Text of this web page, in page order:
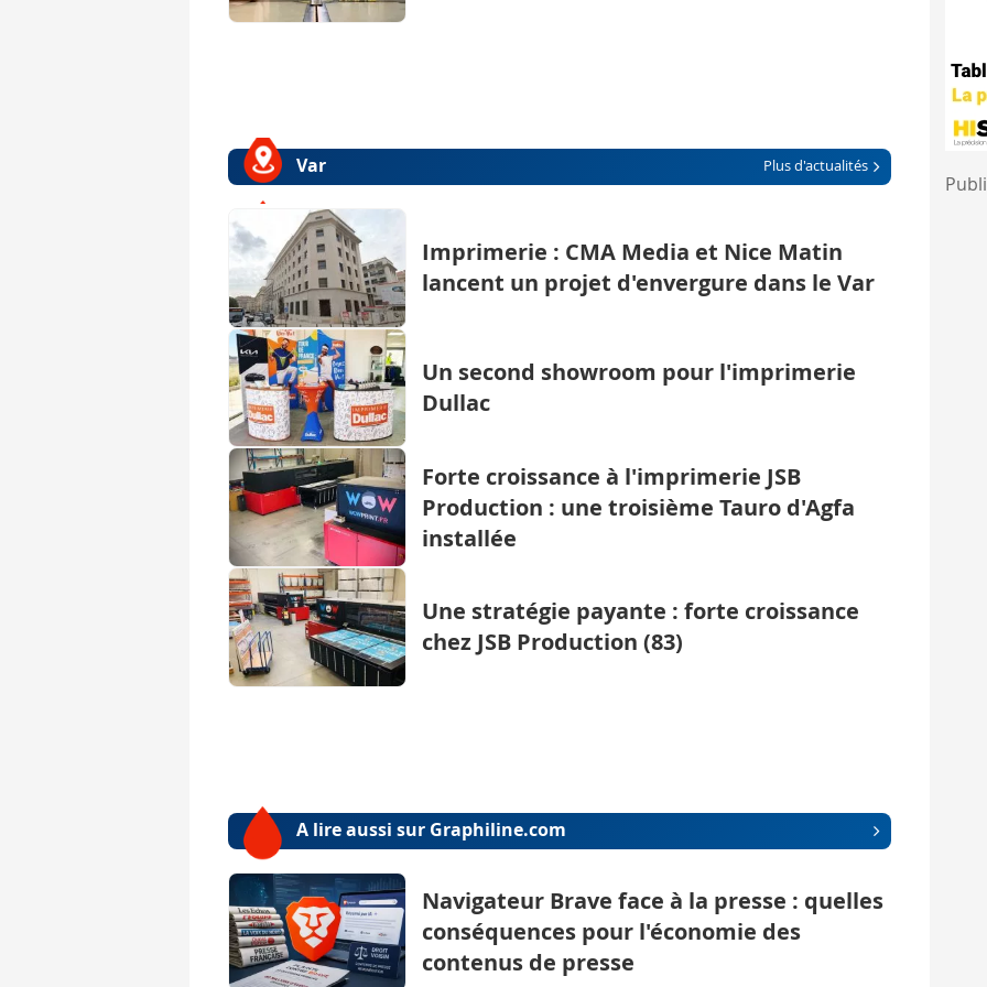
Var Plus d'actualités
Imprimerie : CMA Media et Nice Matin
lancent un projet d'envergure dans le Var
Un second showroom pour l'imprimerie
Dullac
Forte croissance à l'imprimerie JSB
Production : une troisième Tauro d'Agfa
installée
Une stratégie payante : forte croissance
chez JSB Production (83)
A lire aussi sur Graphiline.com
Navigateur Brave face à la presse : quelles
conséquences pour l'économie des
contenus de presse